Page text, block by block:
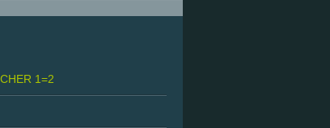
1=2